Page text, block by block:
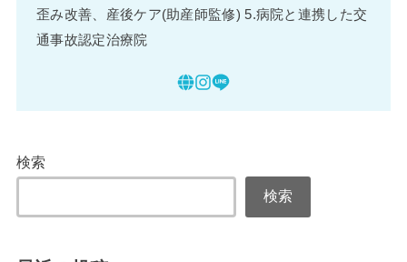
歪み改善、産後ケア(助産師監修) 5.病院と連携した交
通事故認定治療院
検索
検索